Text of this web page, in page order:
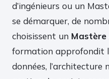
d’ingénieurs ou un
se démarquer, de
choisissent un
formation approfondit
données, l’architecture